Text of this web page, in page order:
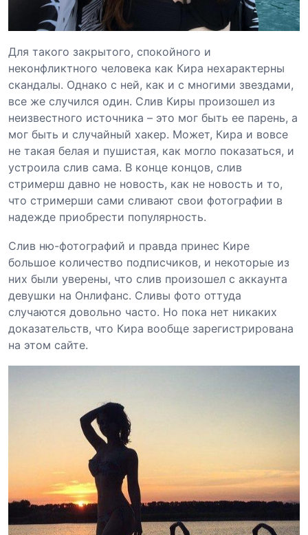
Для такого закрытого, спокойного и
неконфликтного человека как Кира нехарактерны
скандалы. Однако с ней, как и с многими звездами,
все же случился один. Слив Киры произошел из
неизвестного источника – это мог быть ее парень, а
мог быть и случайный хакер. Может, Кира и вовсе
не такая белая и пушистая, как могло показаться, и
устроила слив сама. В конце концов, слив
стримерш давно не новость, как не новость и то,
что стримерши сами сливают свои фотографии в
надежде приобрести популярность.
Слив ню-фотографий и правда принес Кире
большое количество подписчиков, и некоторые из
них были уверены, что слив произошел с аккаунта
девушки на Онлифанс. Сливы фото оттуда
случаются довольно часто. Но пока нет никаких
доказательств, что Кира вообще зарегистрирована
на этом сайте.